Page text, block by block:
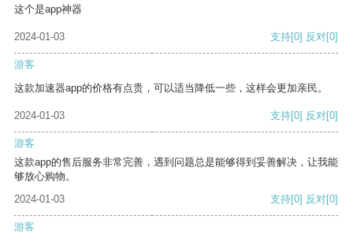
这个是app神器
2024-01-03 支持[0] 反对[0]
游客
这款加速器app的价格有点贵，可以适当降低一些，这样会更加亲民。
2024-01-03 支持[0] 反对[0]
游客
这款app的售后服务非常完善，遇到问题总是能够得到妥善解决，让我能
够放心购物。
2024-01-03
支持[0] 反对[0]
游客